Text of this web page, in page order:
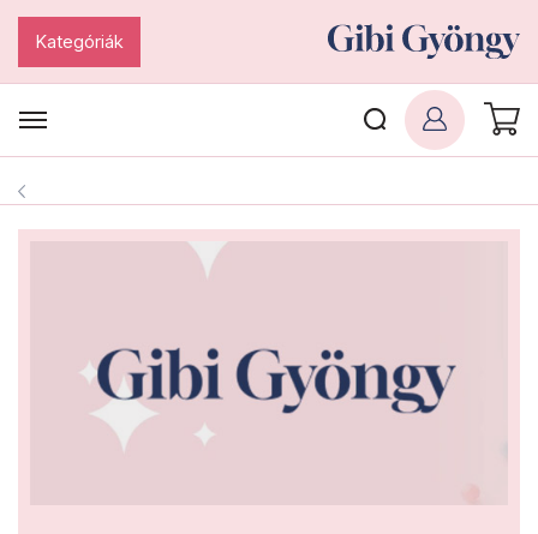
Kategóriák